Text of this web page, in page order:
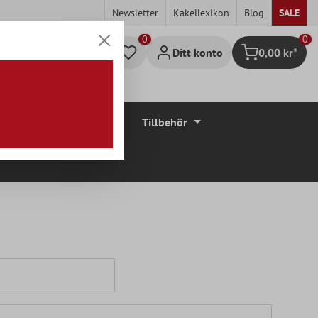
Newsletter Kakellexikon Blog SALE
Ditt konto Kundvagn
0
0,00 kr*
Tillbehör